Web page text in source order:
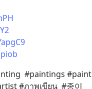
#paintings #paint
#ภาพเขียน  #종이